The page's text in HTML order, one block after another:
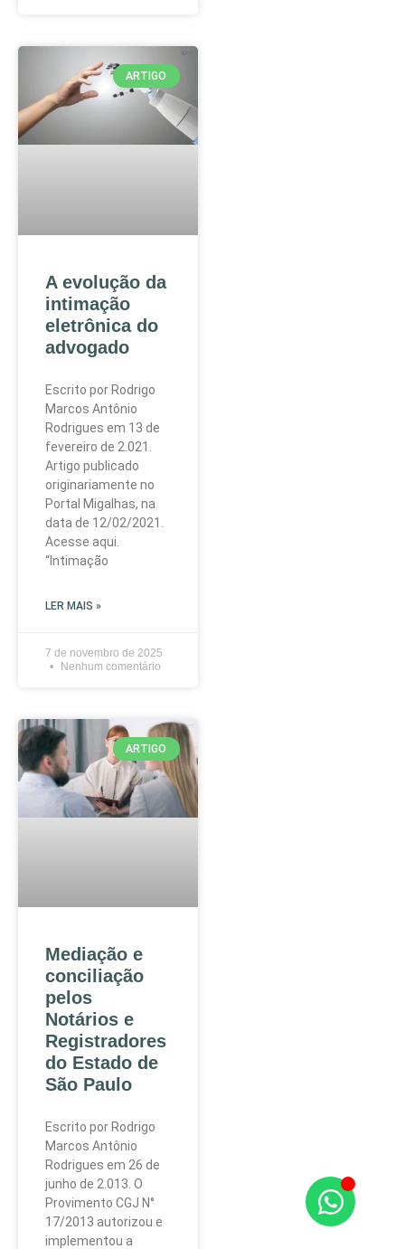
ARTIGO
A evolução da
intimação
eletrônica do
advogado
Escrito por Rodrigo
Marcos Antônio
Rodrigues em 13 de
fevereiro de 2.021.
Artigo publicado
originariamente no
Portal Migalhas, na
data de 12/02/2021.
Acesse aqui.
“Intimação
LER MAIS »
7 de novembro de 2025
Nenhum comentário
ARTIGO
Mediação e
conciliação
pelos
Notários e
Registradores
do Estado de
São Paulo
Escrito por Rodrigo
Marcos Antônio
Rodrigues em 26 de
junho de 2.013. O
Provimento CGJ N°
17/2013 autorizou e
implementou a